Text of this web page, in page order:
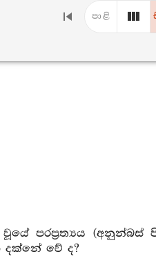
පාළි
වූයේ පරප්‍රත්‍යය
වේ ද?